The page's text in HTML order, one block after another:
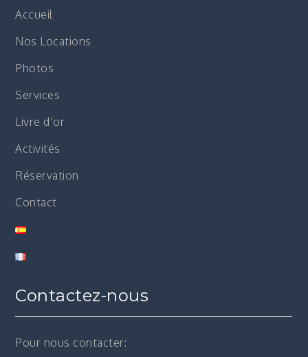
Accueil
Nos Locations
Photos
Services
Livre d’or
Activités
Réservation
Contact
Contactez-nous
Pour nous contacter: